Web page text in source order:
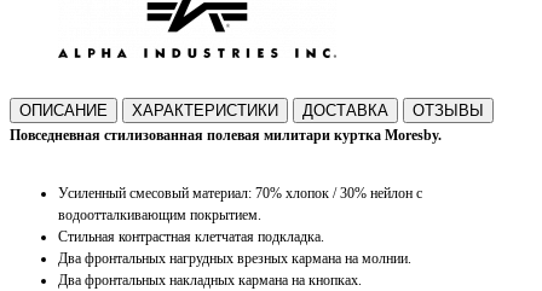
ОПИСАНИЕ ХАРАКТЕРИСТИКИ ДОСТАВКА ОТЗЫВЫ
Повседневная стилизованная полевая милитари куртка Moresby.
Усиленный смесовый материал: 70% хлопок / 30% нейлон с
водоотталкивающим покрытием.
Стильная контрастная клетчатая подкладка.
Два фронтальных нагрудных врезных кармана на молнии.
Два фронтальных накладных кармана на кнопках.